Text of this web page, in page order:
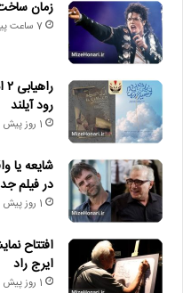
زمان ساخت و
7 ساعت پیش
رود آیلند
1 روز پیش
شایعه یا
در فیلم
1 روز پیش
افتتاح
ایرج راد
1 روز پیش